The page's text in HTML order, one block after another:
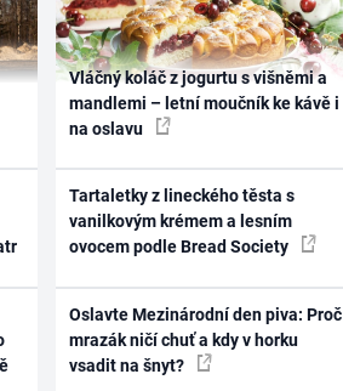
Vláčný koláč z jogurtu s višněmi a
mandlemi – letní moučník ke kávě i
na oslavu
Tartaletky z lineckého těsta s
vanilkovým krémem a lesním
ovocem podle Bread Society
Oslavte Mezinárodní den piva: Proč
mrazák ničí chuť a kdy v horku
vsadit na šnyt?